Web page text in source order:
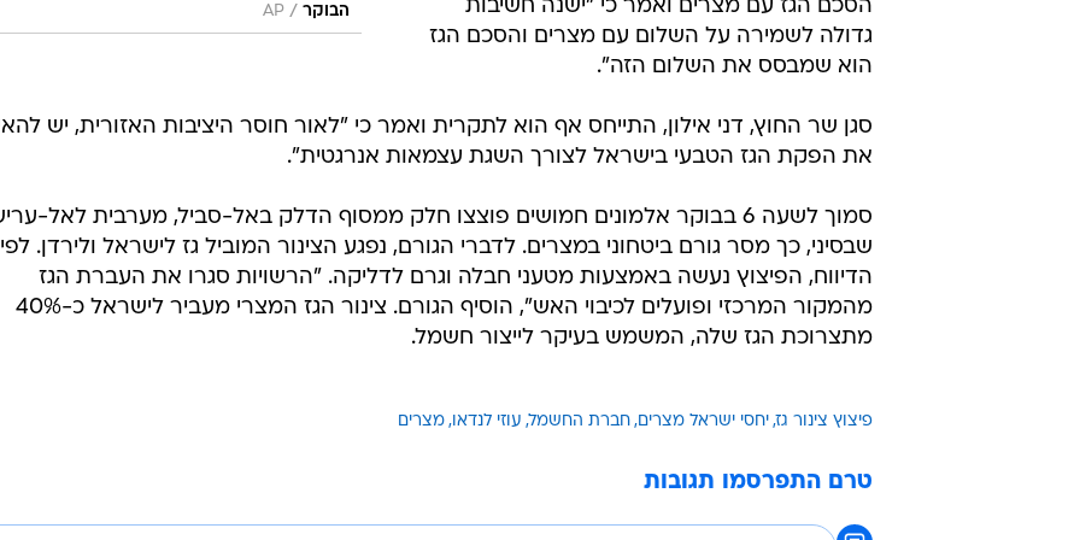
הבוקר /
AP
הסכם הגז עם מצרים ואמר כי "ישנה חשיבות
גדולה לשמירה על השלום עם מצרים והסכם הגז
הוא שמבסס את השלום הזה".
סגן שר החוץ, דני אילון, התייחס אף הוא לתקרית ואמר כי "לאור חוסר היציבות האזורית, יש
את הפקת הגז הטבעי בישראל לצורך השגת עצמאות אנרגטית".
סמוך לשעה 6 בבוקר אלמונים חמושים פוצצו חלק ממסוף הדלק באל-סביל, מערבית לאל-
שבסיני, כך מסר גורם ביטחוני במצרים. לדברי הגורם, נפגע הצינור המוביל גז לישראל ולירדן. לפי
הדיווח, הפיצוץ נעשה באמצעות מטעני חבלה וגרם לדליקה. "הרשויות סגרו את העברת הגז
מהמקור המרכזי ופועלים לכיבוי האש", הוסיף הגורם. צינור הגז המצרי מעביר לישראל כ-40%
מתצרוכת הגז שלה, המשמש בעיקר לייצור חשמל.
פיצוץ צינור גז יחסי ישראל מצרים חברת החשמל עוזי לנדאו מצרים
טרם התפרסמו תגובות